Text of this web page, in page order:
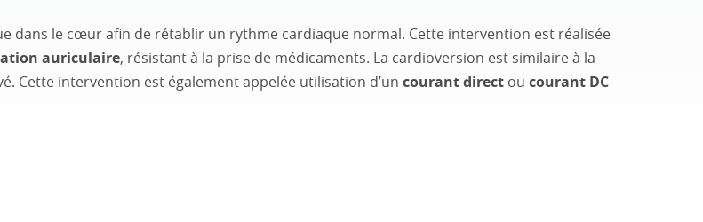
dans le cœur afin de rétablir un rythme cardiaque normal. Cette intervention est réalisée
auriculaire, résistant à la prise de médicaments. La cardioversion est similaire à la
Cette intervention est également appelée utilisation d’un courant direct ou courant DC